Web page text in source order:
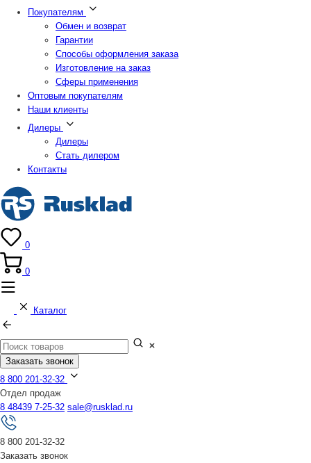
Покупателям
Обмен и возврат
Гарантии
Способы оформления заказа
Изготовление на заказ
Сферы применения
Оптовым покупателям
Наши клиенты
Дилеры
Дилеры
Стать дилером
Контакты
0
0
Каталог
Заказать звонок
8 800 201-32-32
Отдел продаж
8 48439 7-25-32 sale@rusklad.ru
8 800 201-32-32
Заказать звонок